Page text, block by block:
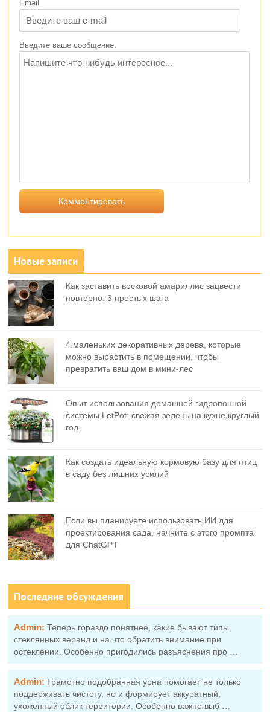
Email
Введите ваше сообщение:
Новые записи
Как заставить восковой амариллис зацвести
повторно: 3 простых шага
4 маленьких декоративных дерева, которые
можно вырастить в помещении, чтобы
превратить ваш дом в мини-лес
Опыт использования домашней гидропонной
системы LetPot: свежая зелень на кухне круглый
год
Как создать идеальную кормовую базу для птиц
в саду без лишних усилий
Если вы планируете использовать ИИ для
проектирования сада, начните с этого промпта
для ChatGPT
Последние обсуждения
Admin: Теперь гораздо понятнее, какие бывают типы
стеклянных веранд и на что обратить внимание при
остеклении. Особенно пригодились разъяснения про …
Admin: Грамотно подобранная урна помогает не только
поддерживать чистоту, но и формирует аккуратный,
ухоженный облик территории. Особенно важно выб …